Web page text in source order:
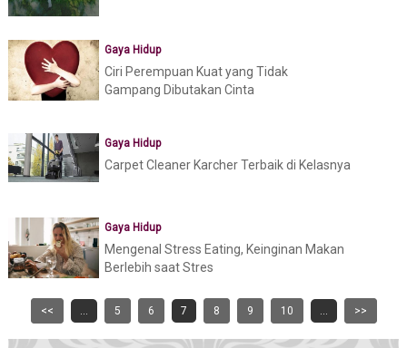
Gaya Hidup
Ciri Perempuan Kuat yang Tidak
Gampang Dibutakan Cinta
Gaya Hidup
Carpet Cleaner Karcher Terbaik di Kelasnya
Gaya Hidup
Mengenal Stress Eating, Keinginan Makan
Berlebih saat Stres
<< ... 5 6 7 8 9 10 ... >>